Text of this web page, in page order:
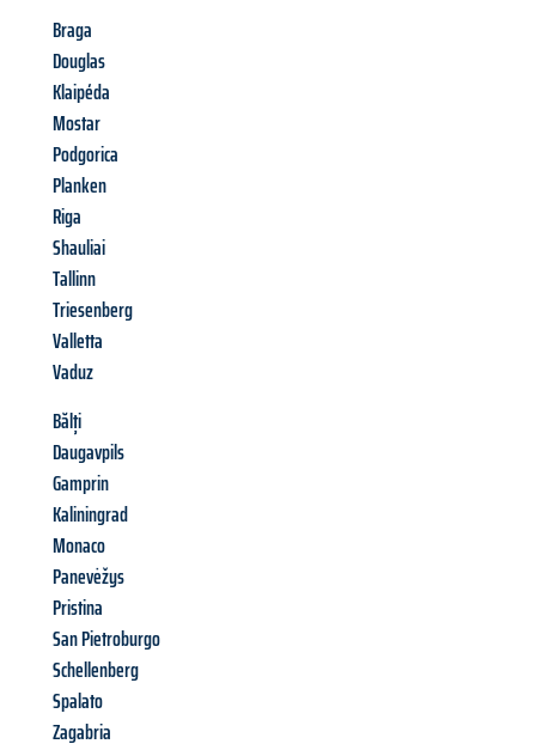
Braga
Douglas
Klaipéda
Mostar
Podgorica
Planken
Riga
Shauliai
Tallinn
Triesenberg
Valletta
Vaduz
Bălți
Daugavpils
Gamprin
Kaliningrad
Monaco
Panevėžys
Pristina
San Pietroburgo
Schellenberg
Spalato
Zagabria